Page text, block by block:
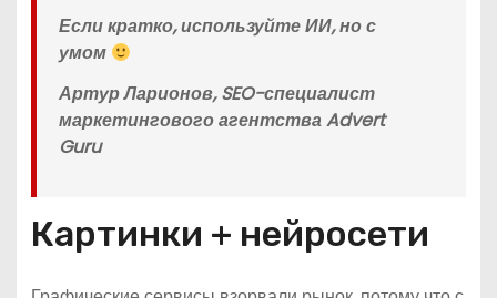
Если кратко, используйте ИИ, но с
умом
Артур Ларионов, SEO-специалист
маркетингового агентства Advert
Guru
Картинки + нейросети